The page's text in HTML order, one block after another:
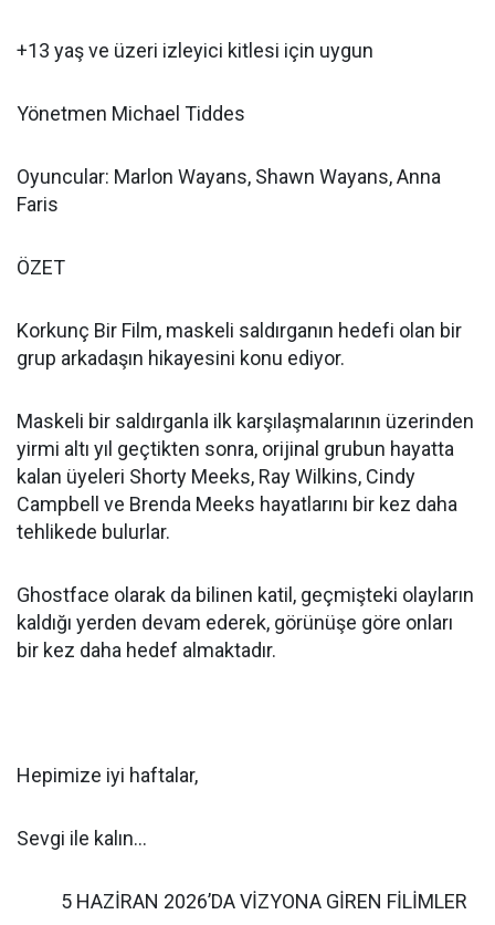
+13 yaş ve üzeri izleyici kitlesi için uygun
Yönetmen Michael Tiddes
Oyuncular: Marlon Wayans, Shawn Wayans, Anna
Faris
ÖZET
Korkunç Bir Film, maskeli saldırganın hedefi olan bir
grup arkadaşın hikayesini konu ediyor.
Maskeli bir saldırganla ilk karşılaşmalarının üzerinden
yirmi altı yıl geçtikten sonra, orijinal grubun hayatta
kalan üyeleri Shorty Meeks, Ray Wilkins, Cindy
Campbell ve Brenda Meeks hayatlarını bir kez daha
tehlikede bulurlar.
Ghostface olarak da bilinen katil, geçmişteki olayların
kaldığı yerden devam ederek, görünüşe göre onları
bir kez daha hedef almaktadır.
Hepimize iyi haftalar,
Sevgi ile kalın...
5 HAZİRAN 2026’DA VİZYONA GİREN FİLİMLER